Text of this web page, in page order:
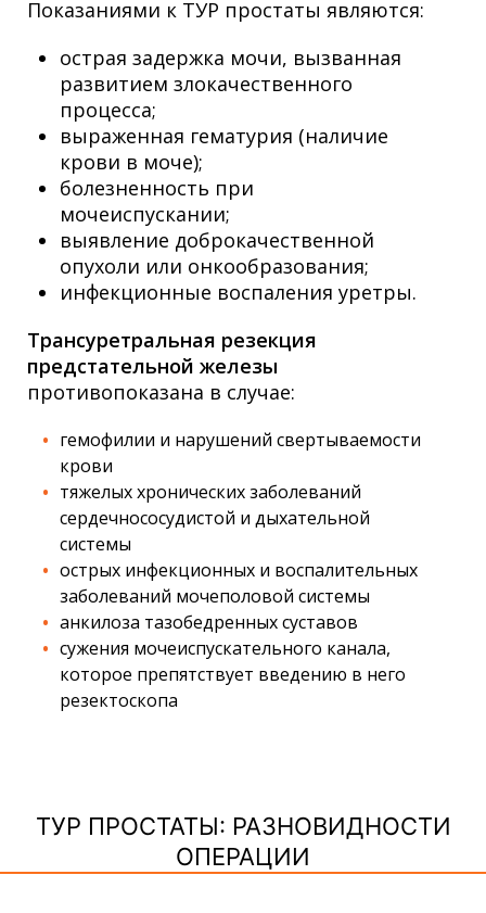
Показаниями к ТУР простаты являются:
острая задержка мочи, вызванная
развитием злокачественного
процесса;
выраженная гематурия (наличие
крови в моче);
болезненность при
мочеиспускании;
выявление доброкачественной
опухоли или онкообразования;
инфекционные воспаления уретры.
Трансуретральная резекция
предстательной железы
противопоказана в случае:
гемофилии и нарушений свертываемости
крови
тяжелых хронических заболеваний
сердечнососудистой и дыхательной
системы
острых инфекционных и воспалительных
заболеваний мочеполовой системы
анкилоза тазобедренных суставов
сужения мочеиспускательного канала,
которое препятствует введению в него
резектоскопа
ТУР ПРОСТАТЫ: РАЗНОВИДНОСТИ
ОПЕРАЦИИ